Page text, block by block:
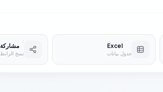
Excel
جدول بيانات
مشاركة
نسخ الرابط